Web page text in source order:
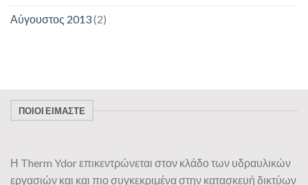
Αύγουστος 2013(2)
ΠΟΙΟΙ ΕΊΜΑΣΤΕ
Η Therm Ydor επικεντρώνεται στον κλάδο των υδραυλικών
εργασιών και και πιο συγκεκριμένα στην κατασκευή δικτύων